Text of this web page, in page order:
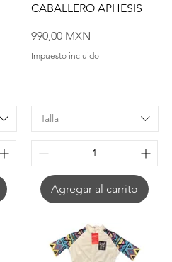
CABALLERO APHESIS
Precio
990,00 MXN
Impuesto incluido
Talla
Agregar al carrito